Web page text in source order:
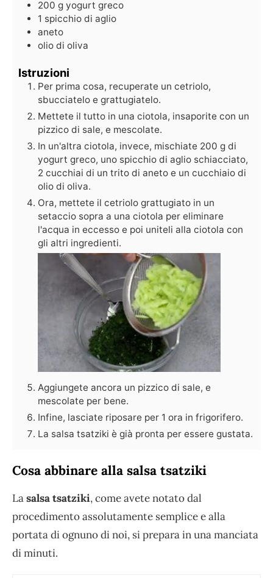
200 g yogurt greco
1 spicchio di aglio
aneto
olio di oliva
Istruzioni
Per prima cosa, recuperate un cetriolo,
sbucciatelo e grattugiatelo.
Mettete il tutto in una ciotola, insaporite con un
pizzico di sale, e mescolate.
In un'altra ciotola, invece, mischiate 200 g di
yogurt greco, uno spicchio di aglio schiacciato,
2 cucchiai di un trito di aneto e un cucchiaio di
olio di oliva.
Ora, mettete il cetriolo grattugiato in un
setaccio sopra a una ciotola per eliminare
l'acqua in eccesso e poi uniteli alla ciotola con
gli altri ingredienti.
Aggiungete ancora un pizzico di sale, e
mescolate per bene.
Infine, lasciate riposare per 1 ora in frigorifero.
La salsa tsatziki è già pronta per essere gustata.
Cosa abbinare alla salsa tsatziki
Lasalsa tsatziki, come avete notato dal
procedimento assolutamente semplice e alla
portata di ognuno di noi, si prepara in una manciata
di minuti.